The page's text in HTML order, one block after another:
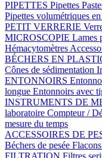
PIPETTES Pipettes
Pipettes volumétriques
PETIT VERRERIE
MICROSCOPIE Lames
Hémacytomètres
BÉCHERS EN
Cônes de sédimentation
ENTONNOIRS
longue Entonnoirs avec
INSTRUMENTS DE
laboratoire Compteur /
mesure du temps
ACCESSOIRES DE
Béchers de pesée